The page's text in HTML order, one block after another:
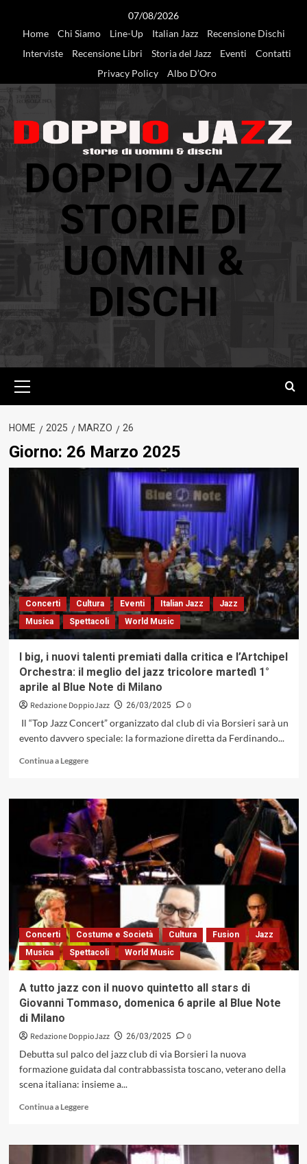
07/08/2026
Home
Chi Siamo Line-Up Italian Jazz
Recensione Dischi
Interviste
Recensione Libri Storia del Jazz Eventi
Contatti
Privacy Policy
Albo D’Oro
DOPPIO JAZZ
STORIE DI
UOMINI &
DISCHI
principale
HOME 2025 MARZO 26
Giorno: 26 Marzo 2025
Concerti Cultura Eventi Italian Jazz
Jazz
Musica
Spettacoli World Music
I big, i nuovi talenti premiati dalla critica e l’Artchipel
Orchestra: il meglio del jazz tricolore martedì 1°
aprile al Blue Note di Milano
Redazione DoppioJazz 26/03/2025
0
Il “Top Jazz Concert” organizzato dal club di via Borsieri sarà un
evento davvero speciale: la formazione diretta da Ferdinando...
Continua a LeggereLeggi
su
I
big,
i
nuovi
talenti
premiati
dalla
Orchestra: il
meglio
del
jazz
1°
aprile
Blue
di
Milano
Concerti Costume e Società Cultura Fusion
Jazz
Musica
Spettacoli World Music
A tutto jazz con il nuovo quintetto all stars di
Giovanni Tommaso, domenica 6 aprile al Blue Note
di Milano
Redazione DoppioJazz 26/03/2025
0
Debutta sul palco del jazz club di via Borsieri la nuova
formazione guidata dal contrabbassista toscano, veterano della
scena italiana: insieme a...
Continua a LeggereLeggi
su
A